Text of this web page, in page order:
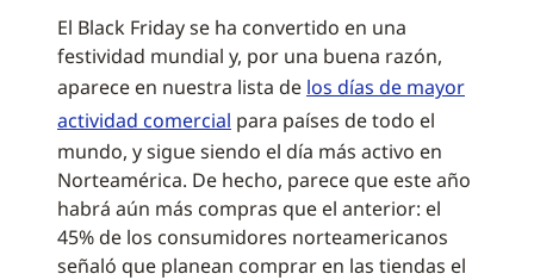
El Black Friday se ha convertido en una
festividad mundial y, por una buena razón,
aparece en nuestra lista de los días de mayor
actividad comercial para países de todo el
mundo, y sigue siendo el día más activo en
Norteamérica. De hecho, parece que este año
habrá aún más compras que el anterior: el
45% de los consumidores norteamericanos
señaló que planean comprar en las tiendas el